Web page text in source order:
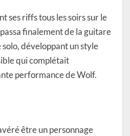
ses riffs tous les soirs sur le
finalement de la guitare
développant un style
qui complétait
performance de Wolf.
être un personnage